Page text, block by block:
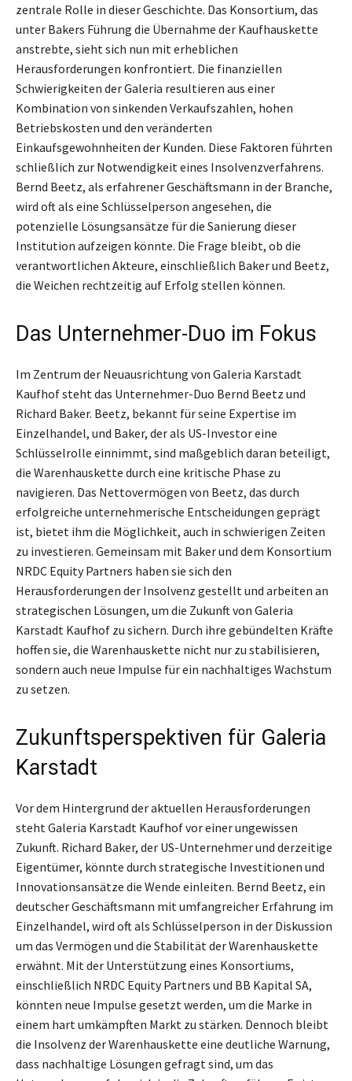
zentrale Rolle in dieser Geschichte. Das Konsortium, das
unter Bakers Führung die Übernahme der Kaufhauskette
anstrebte, sieht sich nun mit erheblichen
Herausforderungen konfrontiert. Die finanziellen
Schwierigkeiten der Galeria resultieren aus einer
Kombination von sinkenden Verkaufszahlen, hohen
Betriebskosten und den veränderten
Einkaufsgewohnheiten der Kunden. Diese Faktoren führten
schließlich zur Notwendigkeit eines Insolvenzverfahrens.
Bernd Beetz, als erfahrener Geschäftsmann in der Branche,
wird oft als eine Schlüsselperson angesehen, die
potenzielle Lösungsansätze für die Sanierung dieser
Institution aufzeigen könnte. Die Frage bleibt, ob die
verantwortlichen Akteure, einschließlich Baker und Beetz,
die Weichen rechtzeitig auf Erfolg stellen können.
Das Unternehmer-Duo im Fokus
Im Zentrum der Neuausrichtung von Galeria Karstadt
Kaufhof steht das Unternehmer-Duo Bernd Beetz und
Richard Baker. Beetz, bekannt für seine Expertise im
Einzelhandel, und Baker, der als US-Investor eine
Schlüsselrolle einnimmt, sind maßgeblich daran beteiligt,
die Warenhauskette durch eine kritische Phase zu
navigieren. Das Nettovermögen von Beetz, das durch
erfolgreiche unternehmerische Entscheidungen geprägt
ist, bietet ihm die Möglichkeit, auch in schwierigen Zeiten
zu investieren. Gemeinsam mit Baker und dem Konsortium
NRDC Equity Partners haben sie sich den
Herausforderungen der Insolvenz gestellt und arbeiten an
strategischen Lösungen, um die Zukunft von Galeria
Karstadt Kaufhof zu sichern. Durch ihre gebündelten Kräfte
hoffen sie, die Warenhauskette nicht nur zu stabilisieren,
sondern auch neue Impulse für ein nachhaltiges Wachstum
zu setzen.
Zukunftsperspektiven für Galeria
Karstadt
Vor dem Hintergrund der aktuellen Herausforderungen
steht Galeria Karstadt Kaufhof vor einer ungewissen
Zukunft. Richard Baker, der US-Unternehmer und derzeitige
Eigentümer, könnte durch strategische Investitionen und
Innovationsansätze die Wende einleiten. Bernd Beetz, ein
deutscher Geschäftsmann mit umfangreicher Erfahrung im
Einzelhandel, wird oft als Schlüsselperson in der Diskussion
um das Vermögen und die Stabilität der Warenhauskette
erwähnt. Mit der Unterstützung eines Konsortiums,
einschließlich NRDC Equity Partners und BB Kapital SA,
könnten neue Impulse gesetzt werden, um die Marke in
einem hart umkämpften Markt zu stärken. Dennoch bleibt
die Insolvenz der Warenhauskette eine deutliche Warnung,
dass nachhaltige Lösungen gefragt sind, um das